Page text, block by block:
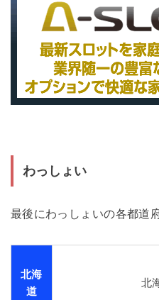
わっしょい
最後にわっしょいの各都道
北海
道
北